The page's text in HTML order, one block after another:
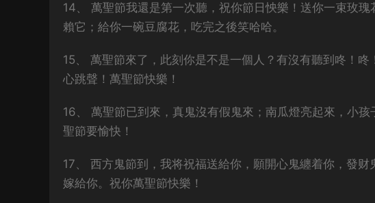
14、 萬聖節我還是第一次聽，祝你節日怏樂！送你一束玫
賴它；給你一碗豆腐花，吃完之後笑哈哈。
15、 萬聖節來了，此刻你是不是一個人？有沒有聽到咚！
心跳聲！萬聖節快樂！
16、 萬聖節已到來，真鬼沒有假鬼來；南瓜燈亮起來，小
聖節要愉快！
17、 西方鬼節到，我将祝福送給你，願開心鬼纏着你，發
嫁給你。祝你萬聖節快樂！